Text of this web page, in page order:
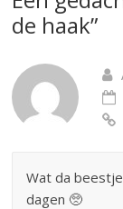
de haak”
Wat da
dagen 🥺